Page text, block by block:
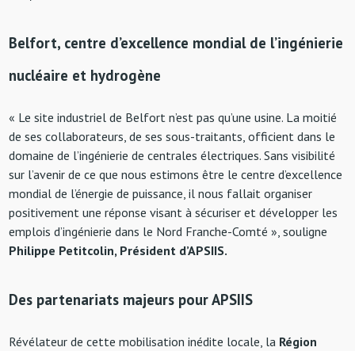
Belfort, centre d’excellence mondial de l’ingénierie
nucléaire et hydrogène
« Le site industriel de Belfort n’est pas qu’une usine. La moitié
de ses collaborateurs, de ses sous-traitants, officient dans le
domaine de l’ingénierie de centrales électriques. Sans visibilité
sur l’avenir de ce que nous estimons être le centre d’excellence
mondial de l’énergie de puissance, il nous fallait organiser
positivement une réponse visant à sécuriser et développer les
emplois d’ingénierie dans le Nord Franche-Comté », souligne
Philippe Petitcolin, Président d’APSIIS.
Des partenariats majeurs pour APSIIS
Révélateur de cette mobilisation inédite locale, la Région